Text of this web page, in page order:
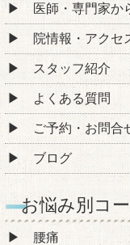
医師・専門家か
院情報・アクセ
スタッフ紹介
よくある質問
ご予約・お問合
ブログ
お悩み別コ
腰痛